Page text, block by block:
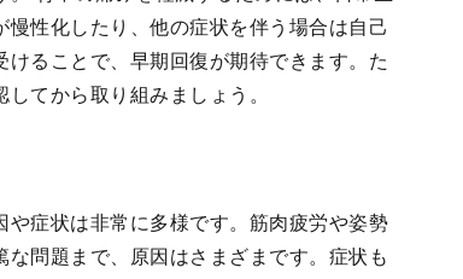
性化したり、他の症状を伴う場合は自己
ることで、早期回復が期待できます。た
てから取り組みましょう。
症状は非常に多様です。筋肉疲労や姿勢
問題まで、原因はさまざまです。症状も